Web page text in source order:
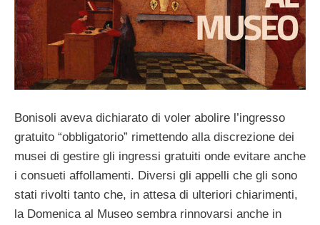
Bonisoli aveva dichiarato di voler abolire l’ingresso
gratuito “obbligatorio” rimettendo alla discrezione dei
musei di gestire gli ingressi gratuiti onde evitare anche
i consueti affollamenti. Diversi gli appelli che gli sono
stati rivolti tanto che, in attesa di ulteriori chiarimenti,
la Domenica al Museo sembra rinnovarsi anche in